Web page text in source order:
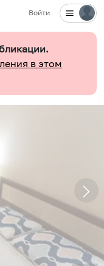
Войти
в этом